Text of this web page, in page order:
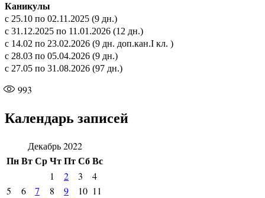
Каникулы
с 25.10 по 02.11.2025 (9 дн.)
с 31.12.2025 по 11.01.2026 (12 дн.)
с 14.02 по 23.02.2026 (9 дн. доп.кан.I кл. )
с 28.03 по 05.04.2026 (9 дн.)
с 27.05 по 31.08.2026 (97 дн.)
993
Календарь записей
Декабрь 2022
ПнВтСрЧтПтСбВс
1 2 3
4
5
6 7 8 9 10 11